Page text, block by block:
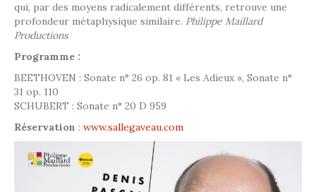
qui, par des moyens radicalement différents, retrouve une
profondeur métaphysique similaire. Philippe Maillard
Productions
Programme :
BEETHOVEN : Sonate n° 26 op. 81 « Les Adieux », Sonate n°
31 op. 110
SCHUBERT : Sonate n° 20 D 959
Réservation : www.sallegaveau.com